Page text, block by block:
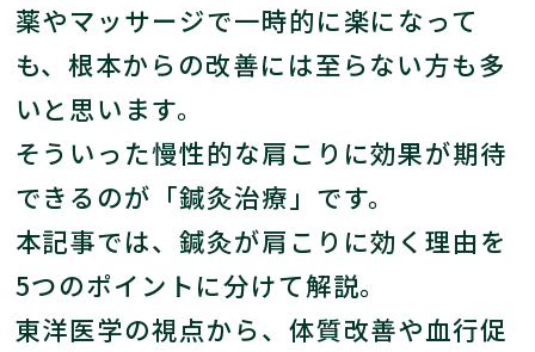
薬やマッサージで一時的に楽になって
も、根本からの改善には至らない方も多
いと思います。
そういった慢性的な肩こりに効果が期待
できるのが「鍼灸治療」です。
本記事では、鍼灸が肩こりに効く理由を
5つのポイントに分けて解説。
東洋医学の視点から、体質改善や血行促